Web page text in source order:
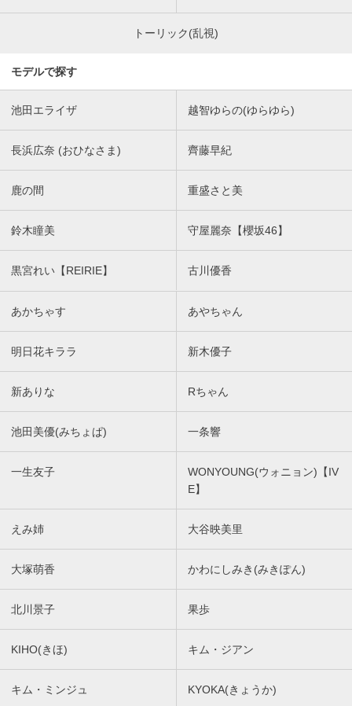
トーリック(乱視)
モデルで探す
池田エライザ 越智ゆらの(ゆらゆら)
長浜広奈 (おひなさま) 齊藤早紀
鹿の間 重盛さと美
鈴木瞳美 守屋麗奈【櫻坂46】
黒宮れい【REIRIE】 古川優香
あかちゃす あやちゃん
明日花キララ 新木優子
新ありな Rちゃん
池田美優(みちょぱ) 一条響
一生友子
WONYOUNG(ウォニョン)【IV
E】
えみ姉 大谷映美里
大塚萌香 かわにしみき(みきぽん)
北川景子 果歩
KIHO(きほ) キム・ジアン
キム・ミンジュ KYOKA(きょうか)